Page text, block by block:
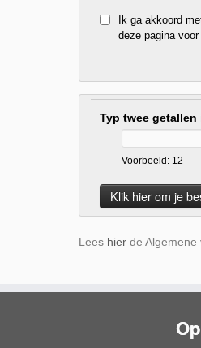
Ik ga akkoord
deze pagina
Typ twee getallen
Voorbeeld: 12
Lees hier de